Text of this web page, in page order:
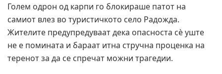
Голем одрон од карпи го блокираше патот на
самиот влез во туристичкото село Радожда.
Жителите предупредуваат дека опасноста сè уште
не е помината и бараат итна стручна проценка на
теренот за да се спречат можни трагедии.